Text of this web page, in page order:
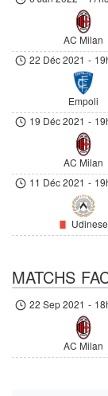
AC Milan
22 Déc 2021 -
Empoli
19 Déc 2021 -
AC Milan
11 Déc 2021 -
Udinese
MATCHS
22 Sep 2021 -
AC Milan